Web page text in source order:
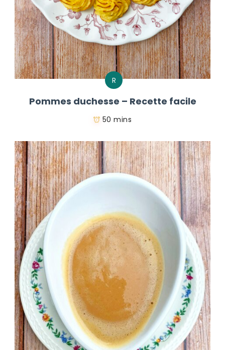
R
Pommes duchesse – Recette facile
50 mins